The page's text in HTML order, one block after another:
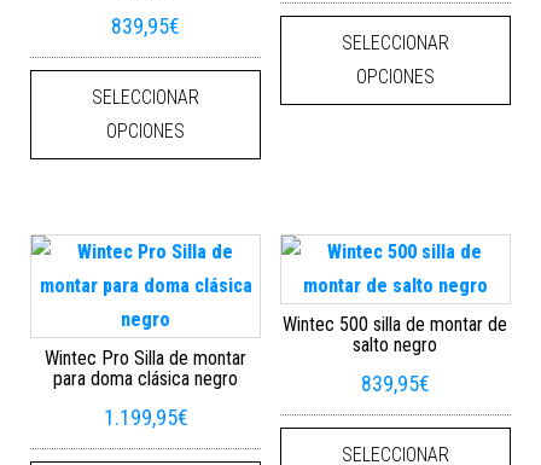
839,95€
SELECCIONAR
OPCIONES
Este producto tiene múltiples
SELECCIONAR
OPCIONES
Wintec Pro Silla de montar
para doma clásica negro
1.199,95€
Wintec 500 silla de montar de
salto negro
839,95€
SELECCIONAR